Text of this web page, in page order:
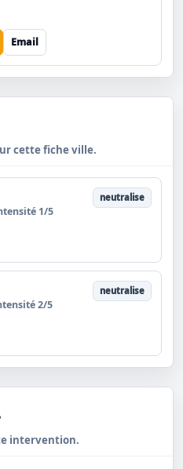
Email
cette fiche ville.
1/5
neutralise
2/5
neutralise
intervention.